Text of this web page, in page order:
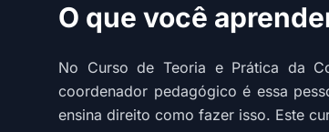
O que você
No Curso de Teoria e Prática da
coordenador pedagógico é essa
ensina direito como fazer isso. Este